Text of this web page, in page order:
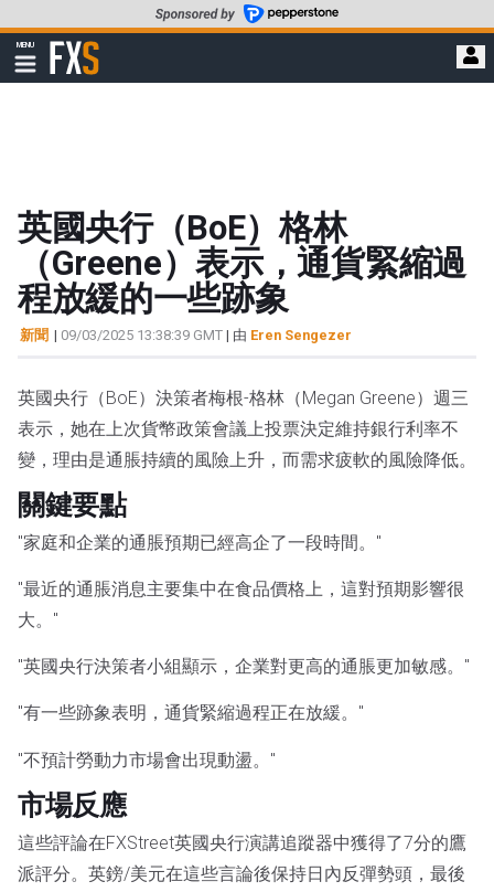
至
要
MENU
顯
示
FXStreet
英國央行（BoE）格林
（Greene）表示，通貨緊縮過
程放緩的一些跡象
新聞 | 09/03/2025 13:38:39 GMT | 由 Eren Sengezer
英國央行（BoE）決策者梅根-格林（Megan Greene）週三
表示，她在上次貨幣政策會議上投票決定維持銀行利率不
變，理由是通脹持續的風險上升，而需求疲軟的風險降低。
關鍵要點
"家庭和企業的通脹預期已經高企了一段時間。"
"最近的通脹消息主要集中在食品價格上，這對預期影響很
大。"
"英國央行決策者小組顯示，企業對更高的通脹更加敏感。"
"有一些跡象表明，通貨緊縮過程正在放緩。"
"不預計勞動力市場會出現動盪。"
市場反應
這些評論在FXStreet英國央行演講追蹤器中獲得了7分的鷹
派評分。英鎊/美元在這些言論後保持日內反彈勢頭，最後